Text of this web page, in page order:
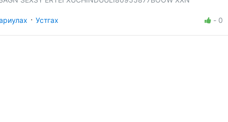
· Устгах - 0